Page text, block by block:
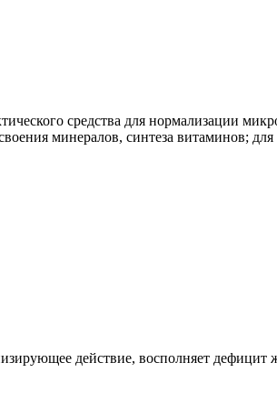
средства для нормализации
минералов, синтеза витаминов;
действие, восполняет дефицит